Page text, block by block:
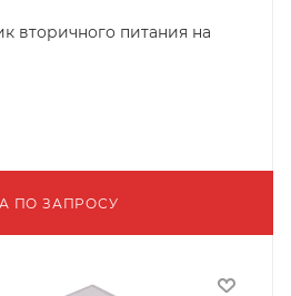
вторичного питания на
ПО ЗАПРОСУ